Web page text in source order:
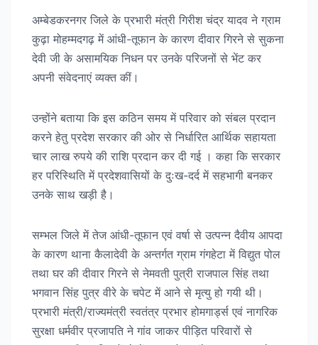
अम्बेडकरनगर जिले के प्रभारी मंत्री गिरीश चंद्र यादव ने ग्राम
कुढ़ा मोहम्मदगढ़ में आंधी-तूफान के कारण दीवार गिरने से सुकना
देवी जी के असामयिक निधन पर उनके परिजनों से भेंट कर
अपनी संवेदनाएं व्यक्त कीं।
उन्होंने बताया कि इस कठिन समय में परिवार को संबल प्रदान
करने हेतु प्रदेश सरकार की ओर से निर्धारित आर्थिक सहायता
चार लाख रुपये की राशि प्रदान कर दी गई । कहा कि सरकार
हर परिस्थिति में प्रदेशवासियों के दुःख-दर्द में सहभागी बनकर
उनके साथ खड़ी है।
सम्भल जिले में तेज आंधी-तूफान एवं वर्षा से उत्पन्न दैवीय आपदा
के कारण थाना कैलादेवी के अन्तर्गत ग्राम गंगहेटा में विद्युत पोल
तथा घर की दीवार गिरने से नेमवती पुत्री राजपाल सिंह तथा
भगवान सिंह पुत्र वीरे के चपेट में आने से मृत्यु हो गयी थी।
प्रभारी मंत्री/राज्यमंत्री स्वतंत्र प्रभार होमगार्ड्स एवं नागरिक
सुरक्षा धर्मवीर प्रजापति ने गांव जाकर पीड़ित परिवारों से